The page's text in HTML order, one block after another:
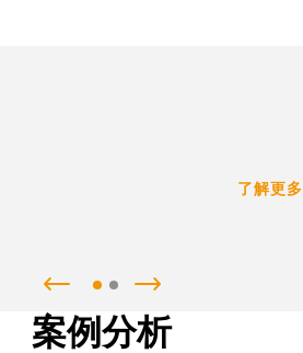
了解更多
案例分析